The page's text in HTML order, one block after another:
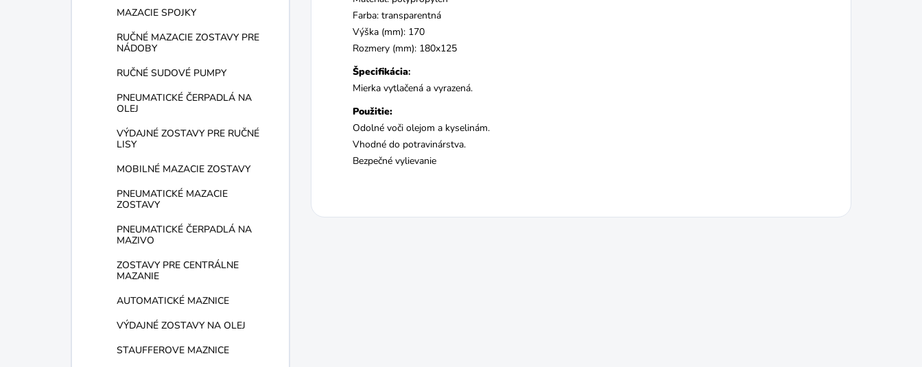
MAZACIE SPOJKY
RUČNÉ MAZACIE ZOSTAVY PRE
NÁDOBY
RUČNÉ SUDOVÉ PUMPY
PNEUMATICKÉ ČERPADLÁ NA
OLEJ
VÝDAJNÉ ZOSTAVY PRE RUČNÉ
LISY
MOBILNÉ MAZACIE ZOSTAVY
PNEUMATICKÉ MAZACIE
ZOSTAVY
PNEUMATICKÉ ČERPADLÁ NA
MAZIVO
ZOSTAVY PRE CENTRÁLNE
MAZANIE
AUTOMATICKÉ MAZNICE
VÝDAJNÉ ZOSTAVY NA OLEJ
STAUFFEROVE MAZNICE
Farba: transparentná
Výška (mm): 170
Rozmery (mm): 180x125
Špecifikácia:
Mierka vytlačená a vyrazená.
Použitie:
Odolné voči olejom a kyselinám.
Vhodné do potravinárstva.
Bezpečné vylievanie